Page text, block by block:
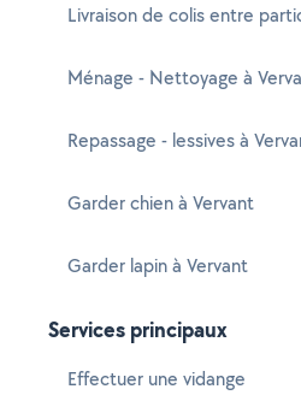
Livraison de colis entre
Ménage - Nettoyage à
Repassage - lessives à
Garder chien à Vervant
Garder lapin à Vervant
Services principaux
Effectuer une vidange